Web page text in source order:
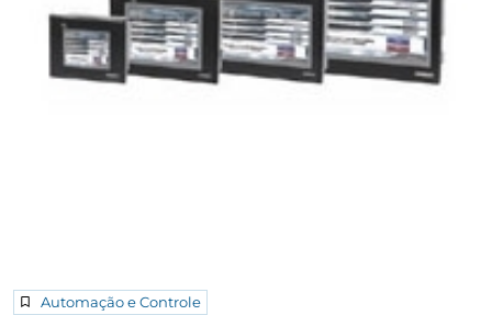
Automação e Controle